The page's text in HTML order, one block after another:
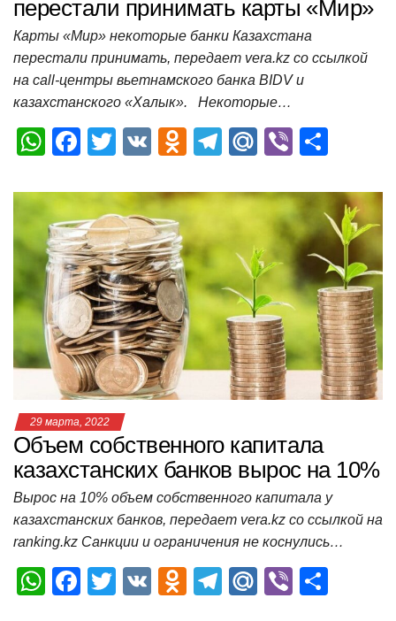
перестали принимать карты «Мир»
Карты «Мир» некоторые банки Казахстана
перестали принимать, передает vera.kz со ссылкой
на call-центры вьетнамского банка BIDV и
казахстанского «Халык». Некоторые…
W
at
s
A
p
p
F
c
e
b
o
o
k
T
tt
er
V
O
n
o
kl
a
ss
ni
ki
T
e
gr
a
m
M
.R
Vi
er п
р
а
в
и
т
ь
29 марта, 2022
Объем собственного капитала
казахстанских банков вырос на 10%
Вырос на 10% объем собственного капитала у
казахстанских банков, передает vera.kz со ссылкой на
ranking.kz Санкции и ограничения не коснулись…
W
F
T
V
O
T
M
Vi